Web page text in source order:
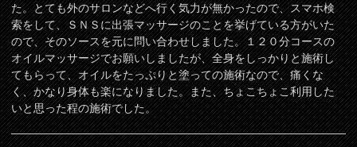
た。とても外のサロンなどへ行く気力が無かったので、スマホ検
索をして、ＳＮＳに出張マッサージのことを挙げている方がいた
ので、そのソースを元に問い合わせしました。１２０分コースの
オイルマッサージでお願いしましたが、全身をしっかりと施術し
てもらって、オイルをたっぷりと塗っての施術なので、痛くな
く、かなり身体も楽になりました。また、ちょこちょこ利用した
いと思った程の施術でした。